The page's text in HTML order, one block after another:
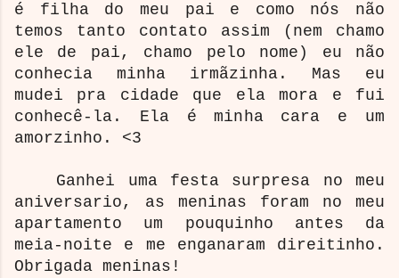
é filha do meu pai e como nós não
temos tanto contato assim (nem chamo
ele de pai, chamo pelo nome) eu não
conhecia minha irmãzinha. Mas eu
mudei pra cidade que ela mora e fui
conhecê-la. Ela é minha cara e um
amorzinho. <3
Ganhei uma festa surpresa no meu
aniversario, as meninas foram no meu
apartamento um pouquinho antes da
meia-noite e me enganaram direitinho.
Obrigada meninas!